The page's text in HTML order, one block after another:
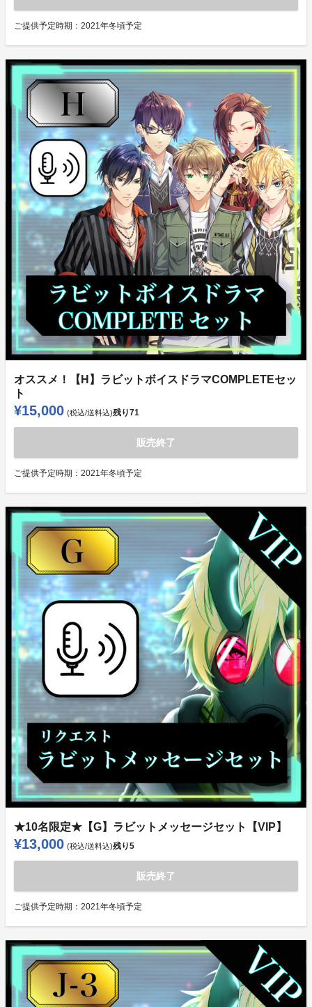
ご提供予定時期： 2021年冬頃予定
オススメ！【H】ラビットボイスドラマCOMPLETEセッ
ト
¥15,000 (税込/送料込)残り71
販売終了
ご提供予定時期： 2021年冬頃予定
★10名限定★【G】ラビットメッセージセット【VIP】
¥13,000 (税込/送料込)残り5
販売終了
ご提供予定時期： 2021年冬頃予定